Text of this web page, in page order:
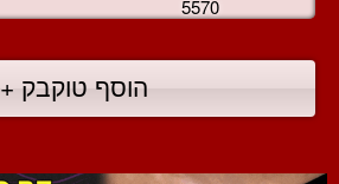
5570
הוסף טוקבק +